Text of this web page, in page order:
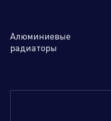
Алюминиевые
радиаторы